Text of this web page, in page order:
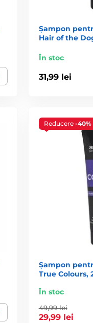
Șampon
Hair of the
În stoc
31,99 lei
Reducere -40%
Șampon
True Colours,
În stoc
49,99 lei
29,99 lei